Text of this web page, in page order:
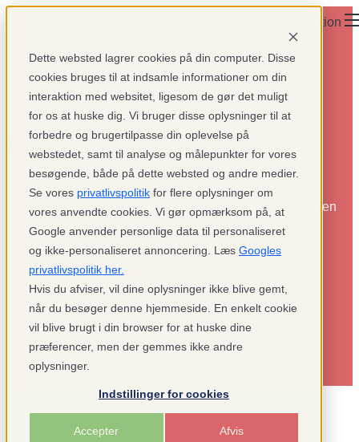
Dette websted lagrer cookies på din computer. Disse
cookies bruges til at indsamle informationer om din
interaktion med websitet, ligesom de gør det muligt
for os at huske dig. Vi bruger disse oplysninger til at
forbedre og brugertilpasse din oplevelse på
webstedet, samt til analyse og målepunkter for vores
besøgende, både på dette websted og andre medier.
Se vores privatlivspolitik for flere oplysninger om
vores anvendte cookies. Vi gør opmærksom på, at
Google anvender personlige data til personaliseret
og ikke-personaliseret annoncering. Læs Googles
privatlivspolitik her.
Hvis du afviser, vil dine oplysninger ikke blive gemt,
når du besøger denne hjemmeside. En enkelt cookie
vil blive brugt i din browser for at huske dine
præferencer, men der gemmes ikke andre
oplysninger.
Indstillinger for cookies
Accepter Afvis
Open main navigation
Dankort som betalingsløsning
Skal du have Dankort som betalingsmetode på din
webshop? Her på siden får du styr på om Dankortet er den
rette løsning for din webshop.
×
×